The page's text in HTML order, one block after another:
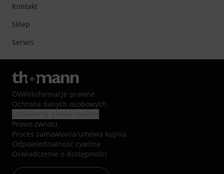
Kontakt
Sklep
Serwis
OWH/Informacje prawne
Ochrona danych osobowych
Prawo zwrotu
Proces zamawiania/umowa kupna
Odpowiedzialność cywilna
Oświadczenie o dostępności